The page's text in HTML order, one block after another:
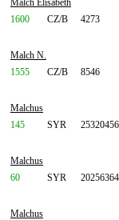
Malch Elisabeth
1600
CZ/B 4273
Malch N.
1555
CZ/B 8546
Malchus
145
SYR
Malchus
60
SYR
Malchus